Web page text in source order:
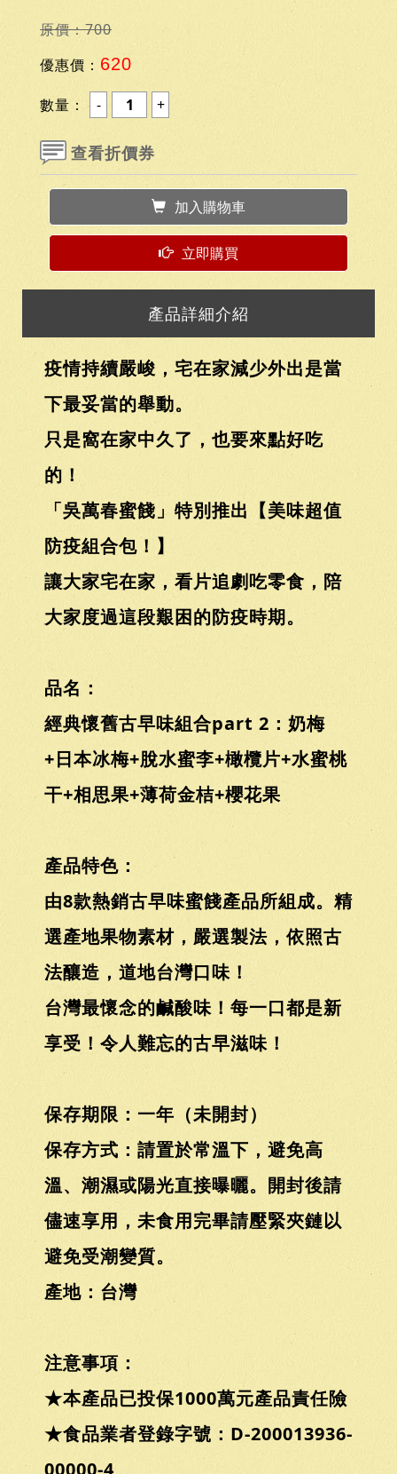
原價：700
優惠價： 620
數量：
查看折價券
加入購物車
立即購買
產品詳細介紹
疫情持續嚴峻，宅在家減少外出是當
下最妥當的舉動。
只是窩在家中久了，也要來點好吃
的！
「吳萬春蜜餞」特別推出【美味超值
防疫組合包！】
讓大家宅在家，看片追劇吃零食，陪
大家度過這段艱困的防疫時期。
品名：
經典懷舊古早味組合part 2：奶梅
+日本冰梅+脫水蜜李+橄欖片+水蜜桃
干+相思果+薄荷金桔+櫻花果
產品特色：
由8款熱銷古早味蜜餞產品所組成。精
選產地果物素材，嚴選製法，依照古
法釀造，道地台灣口味！
台灣最懷念的鹹酸味！每一口都是新
享受！令人難忘的古早滋味！
保存期限：一年（未開封）
保存方式：請置於常溫下，避免高
溫、潮濕或陽光直接曝曬。開封後請
儘速享用，未食用完畢請壓緊夾鏈以
避免受潮變質。
產地：台灣
注意事項：
★本產品已投保1000萬元產品責任險
★食品業者登錄字號：D-200013936-
00000-4